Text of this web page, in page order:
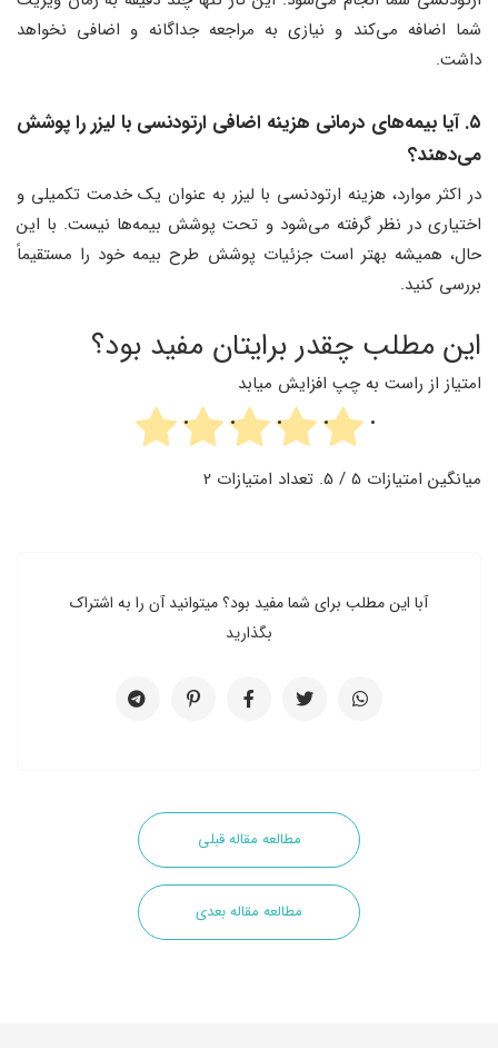
شما اضافه می‌کند و نیازی به مراجعه جداگانه و اضافی نخواهد
داشت.
۵. آیا بیمه‌های درمانی هزینه اضافی ارتودنسی با لیزر را پوشش
می‌دهند؟
در اکثر موارد، هزینه ارتودنسی با لیزر به عنوان یک خدمت تکمیلی و
اختیاری در نظر گرفته می‌شود و تحت پوشش بیمه‌ها نیست. با این
حال، همیشه بهتر است جزئیات پوشش طرح بیمه خود را مستقیماً
بررسی کنید.
این مطلب چقدر برایتان مفید بود؟
امتیاز از راست به چپ افزایش میابد
میانگین امتیازات 5 / 5. تعداد امتیازات 2
آبا این مطلب برای شما مفید بود؟ میتوانید آن را به اشتراک
بگذارید
مطالعه مقاله قبلی
مطالعه مقاله بعدی